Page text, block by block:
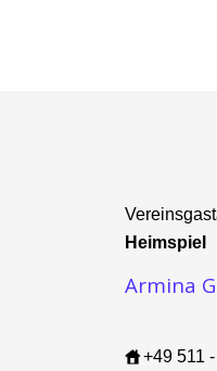
Heimspiel
Armina
+49 511